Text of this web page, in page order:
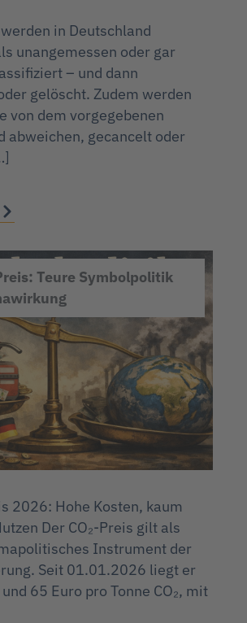
in Deutschland
unangemessen oder gar
– und dann
gelöscht. Zudem werden
von dem vorgegebenen
abweichen, gecancelt oder
Teure Symbolpolitik
2026: Hohe Kosten, kaum
Der CO₂-Preis gilt als
Instrument der
Seit 01.01.2026 liegt er
65 Euro pro Tonne CO₂, mit